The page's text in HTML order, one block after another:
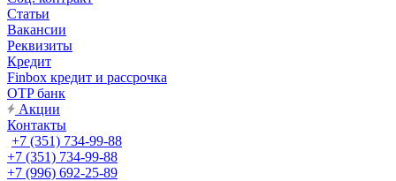
Статьи
Вакансии
Реквизиты
Кредит
Finbox кредит и рассрочка
OTP банк
Акции
Контакты
+7 (351) 734-99-88
+7 (351) 734-99-88
+7 (996) 692-25-89